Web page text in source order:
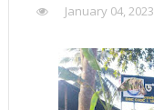
January 04, 2023